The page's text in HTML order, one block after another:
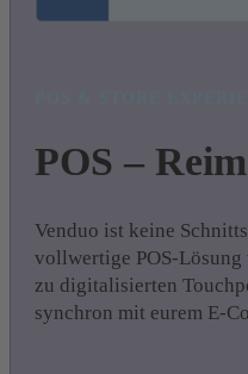
POS –
Venduo ist keine
vollwertige POS-
zu digitalisierten
synchron mit eurem E-